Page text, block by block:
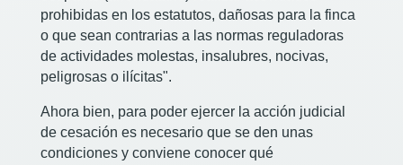
prohibidas en los estatutos, dañosas para la finca
o que sean contrarias a las normas reguladoras
de actividades molestas, insalubres, nocivas,
peligrosas o ilícitas".
Ahora bien, para poder ejercer la acción judicial
de cesación es necesario que se den unas
condiciones y conviene conocer qué